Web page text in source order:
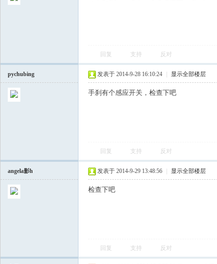
回复 支持 反对
pychubing 发表于 2014-9-28 16:10:24 显示全部楼层
手刹有个感应开关，检查下吧
回复 支持 反对
angela影h 发表于 2014-9-29 13:48:56 显示全部楼层
检查下吧
回复 支持 反对